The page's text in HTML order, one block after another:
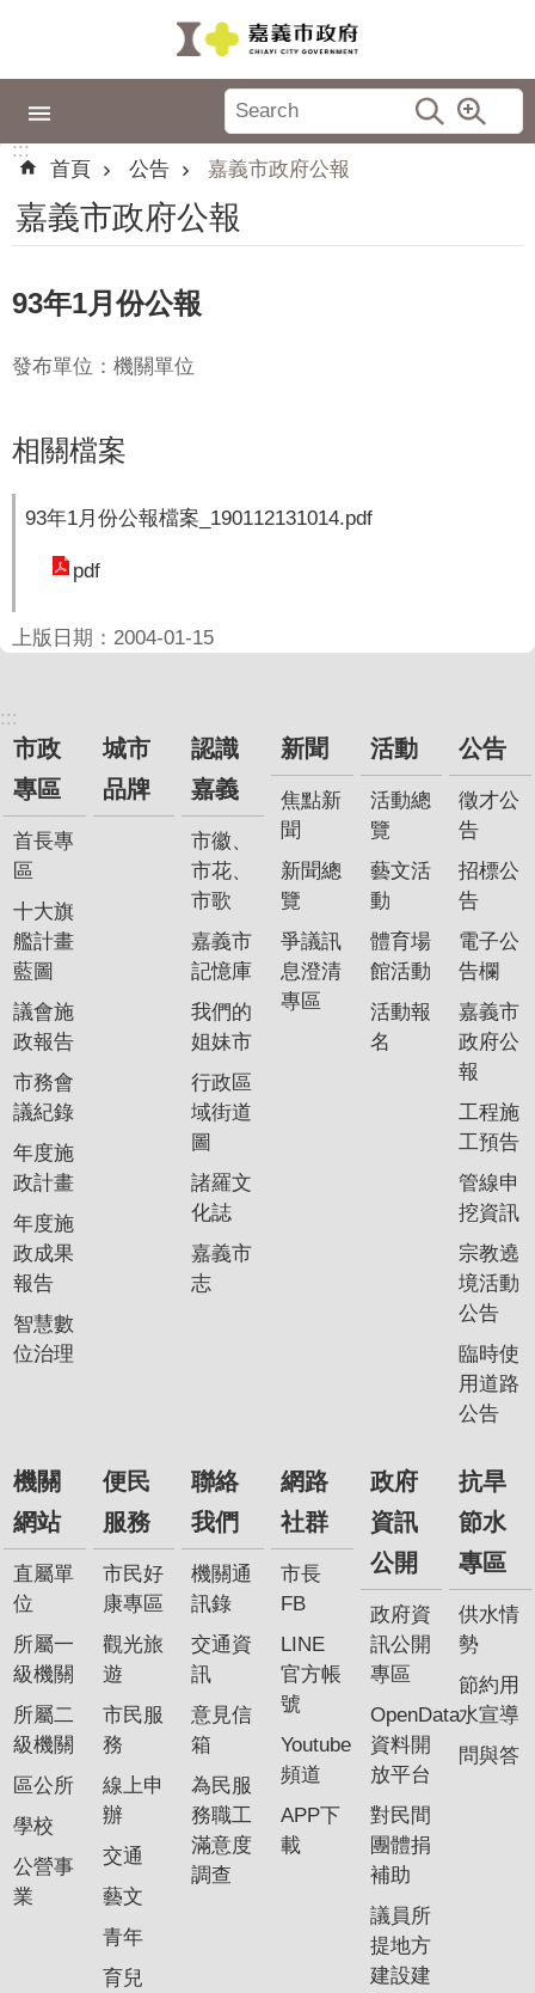
政
專
區
城
品
牌
認
嘉
義
新
機
關
網
站
民
服
務
聯
我
們
網
路
社
群
政
府
資
抗
旱
節
水
專
區
網
站
導
回
首
:::
首頁
公告 嘉義市政府公報
嘉義市政府公報
93年1月份公報
發布單位：機關單位
相關檔案
93年1月份公報檔案_190112131014.pdf
pdf
上版日期：2004-01-15
:::
市政
專區
首長專
區
十大旗
艦計畫
藍圖
議會施
政報告
市務會
議紀錄
年度施
政計畫
年度施
政成果
報告
智慧數
位治理
城市
品牌
認識
嘉義
市徽、
市花、
市歌
嘉義市
記憶庫
我們的
姐妹市
行政區
域街道
圖
諸羅文
化誌
嘉義市
志
新聞
焦點新
聞
新聞總
覽
爭議訊
息澄清
專區
活動
活動總
覽
藝文活
動
體育場
館活動
活動報
名
公告
徵才公
告
招標公
告
電子公
告欄
嘉義市
政府公
報
工程施
工預告
管線申
挖資訊
宗教遶
境活動
公告
臨時使
用道路
公告
機關
網站
直屬單
位
所屬一
級機關
所屬二
級機關
區公所
學校
公營事
業
便民
服務
市民好
康專區
觀光旅
遊
市民服
務
線上申
辦
交通
藝文
青年
育兒
聯絡
我們
機關通
訊錄
交通資
訊
意見信
箱
為民服
務職工
滿意度
調查
網路
社群
市長
FB
LINE
官方帳
號
Youtube
頻道
APP下
載
政府
資訊
公開
政府資
訊公開
專區
OpenData
資料開
放平台
對民間
團體捐
補助
議員所
提地方
建設建
抗旱
節水
專區
供水情
勢
節約用
水宣導
問與答